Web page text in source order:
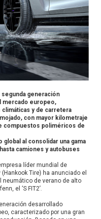
segunda generación
mercado europeo,
y de carretera
con mayor kilometraje
compuestos poliméricos de
al consolidar una gama
camiones y autobuses
líder mundial de
Tire) ha anunciado el
neumático de verano de alto
el ‘S FIT2’.
desarrollado
caracterizado por una gran